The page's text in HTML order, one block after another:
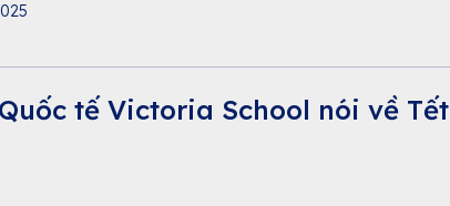
tế Victoria School nói về Tết